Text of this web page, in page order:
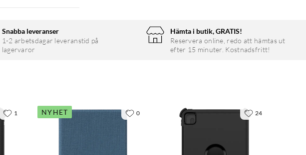
Snabba leveranser
1-2 arbetsdagar leveranstid på
lagervaror
Hämta i butik, GRATIS!
Reservera online, redo att hämtas ut
efter 15 minuter. Kostnadsfritt!
1 NYHET 0 24